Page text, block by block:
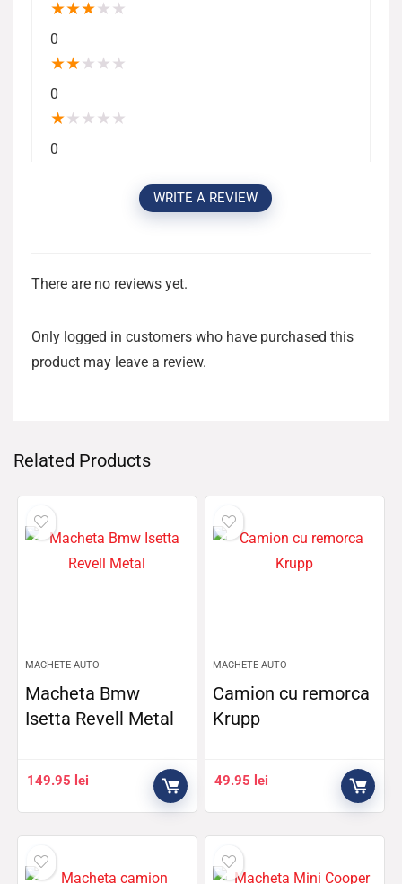
★★★★ ★
0
★★★ ★ ★
0
★★ ★ ★ ★
0
WRITE A REVIEW
There are no reviews yet.
Only logged in customers who have purchased this
product may leave a review.
Related Products
MACHETE AUTO
Macheta Bmw
Isetta Revell Metal
149.95 lei
MACHETE AUTO
Camion cu remorca
Krupp
49.95 lei